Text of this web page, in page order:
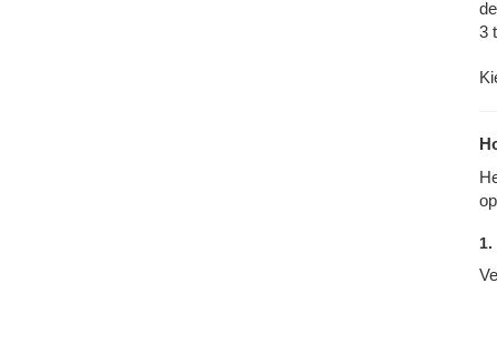
3
1.